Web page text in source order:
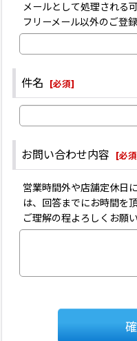
メールとして処理される
フリーメール以外のご登
件名 [必須]
お問い合わせ内容 [必須
営業時間外や店舗定休日
は、回答までにお時間を
ご理解の程よろしくお願